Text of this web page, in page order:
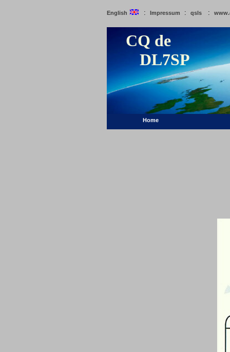
English : Impressum : qsls :
CQ de
DL7SP
Home